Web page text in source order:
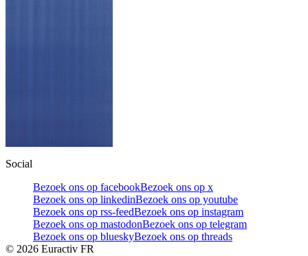
Social
Bezoek ons op facebookBezoek ons op x
Bezoek ons op linkedinBezoek ons op youtube
Bezoek ons op rss-feedBezoek ons op instagram
Bezoek ons op mastodonBezoek ons op telegram
Bezoek ons op blueskyBezoek ons op threads
© 2026 Euractiv FR